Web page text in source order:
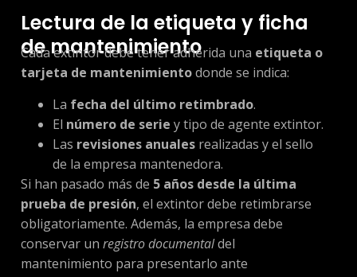
Lectura de la etiqueta y ficha
de mantenimiento
Cada extintor debe tener adherida una etiqueta o
tarjeta de mantenimientodonde se indica:
La fecha del último retimbrado.
El número de serie y tipo de agente extintor.
Las revisiones anualesrealizadas y el sello
de la empresa mantenedora.
Si han pasado más de 5 años desde la última
prueba de presión, el extintor debe retimbrarse
obligatoriamente. Además, la empresa debe
conservar un registro documentaldel
mantenimiento para presentarlo ante